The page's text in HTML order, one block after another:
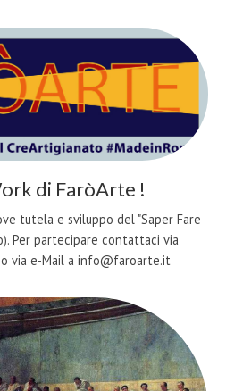
di FaròArte !
tutela e sviluppo del "Saper Fare
Per partecipare contattaci via
via e-Mail a info@faroarte.it